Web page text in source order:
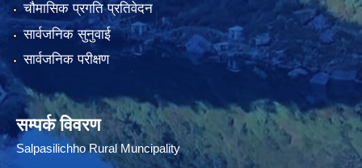
चौमासिक प्रगति प्रतिवेदन
सार्वजनिक सुनुवाई
सार्वजनिक परीक्षण
सम्पर्क विवरण
Salpasilichho Rural Muncipality